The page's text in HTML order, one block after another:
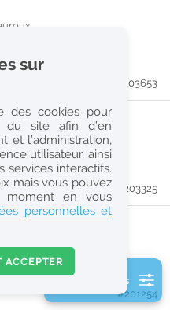
d'outre-mer
#203653
#203325
#201254
2 filtre(s) actifs
sur
des cookies pour
du site afin d’en
et l’administration,
utilisateur, ainsi
services interactifs.
mais vous pouvez
en vous
personnelles et
ACCEPTER